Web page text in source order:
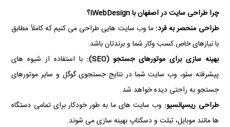
چرا طراحی سایت در اصفهان با iWebDesign؟
طراحی منحصر به فرد: ما وب سایت هایی طراحی می کنیم که کاملاً مطابق
با نیازهای خاص کسب وکار شما و برندتان باشد.
بهینه سازی برای موتورهای جستجو (SEO):
با استفاده از شیوه های
پیشرفته سئو، وب سایت شما در نتایج جستجوی گوگل و سایر موتورهای
جستجو به راحتی دیده خواهد شد.
طراحی ریسپانسیو: وب سایت های ما به طور خودکار برای تمامی دستگاه
ها مانند موبایل، تبلت و دسکتاپ بهینه سازی می شوند.